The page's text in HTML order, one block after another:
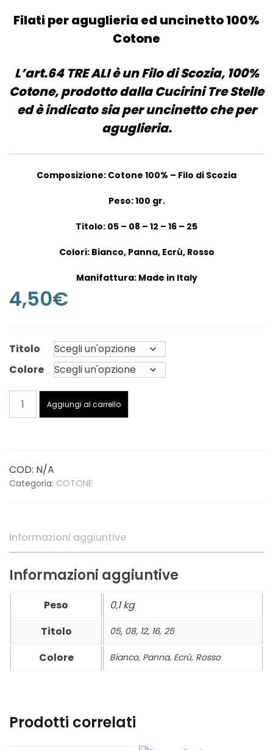
Filati per aguglieria ed uncinetto 100%
Cotone
L’art.64 TRE ALI è un Filo di Scozia, 100%
Cotone, prodotto dalla Cucirini Tre Stelle
ed è indicato sia per uncinetto che per
aguglieria.
Composizione: Cotone 100% – Filo di Scozia
Peso: 100 gr.
Titolo: 05 – 08 – 12 – 16 – 25
Colori: Bianco, Panna, Ecrù, Rosso
Manifattura: Made in Italy
4,50€
Titolo
Colore
Tit.
05
12
16
-
Cotone
quantità
Aggiungi al carrello
COD: N/A
Categoria: COTONE
Informazioni aggiuntive
Informazioni aggiuntive
Peso
0,1 kg
Titolo
05, 08, 12, 16, 25
Colore Bianco, Panna, Ecrù, Rosso
Prodotti correlati